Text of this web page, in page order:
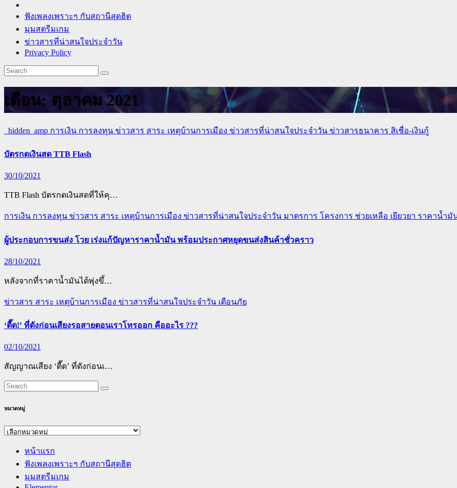
ฟังเพลงเพราะๆ กับสถานีสุดฮิต
มุมสตรีมเกม
ข่าวสารที่น่าสนใจประจำวัน
Privacy Policy
เดือน: ตุลาคม 2021
_hidden_amp การเงิน การลงทุน ข่าวสาร สาระ เหตุบ้านการเมือง ข่าวสารที่น่าสนใจประจำวัน ข่าวสารธนาคาร สิเชื่อ-เงินกู้
บัตรกดเงินสด TTB Flash
30/10/2021
TTB Flash บัตรกดเงินสดที่ให้คุ…
การเงิน การลงทุน ข่าวสาร สาระ เหตุบ้านการเมือง ข่าวสารที่น่าสนใจประจำวัน มาตรการ โครงการ ช่วยเหลือ เยียวยา ราคาน้ำมั
ผู้ประกอบการขนส่ง โวย เร่งแก้ปัญหาราคาน้ำมัน พร้อมประกาศหยุดขนส่งสินค้าชั่วคราว
28/10/2021
หลังจากที่ราคาน้ำมันได้พุ่งขึ้…
ข่าวสาร สาระ เหตุบ้านการเมือง ข่าวสารที่น่าสนใจประจำวัน เตือนภัย
‘ตื๊ด!’ ที่ดังก่อนเสียงรอสายตอนเราโทรออก คืออะไร ???
02/10/2021
สัญญาณเสียง ‘ตื๊ด’ ที่ดังก่อนเ…
หมวดหมู่
หมวด
หน้าแรก
ฟังเพลงเพราะๆ กับสถานีสุดฮิต
มุมสตรีมเกม